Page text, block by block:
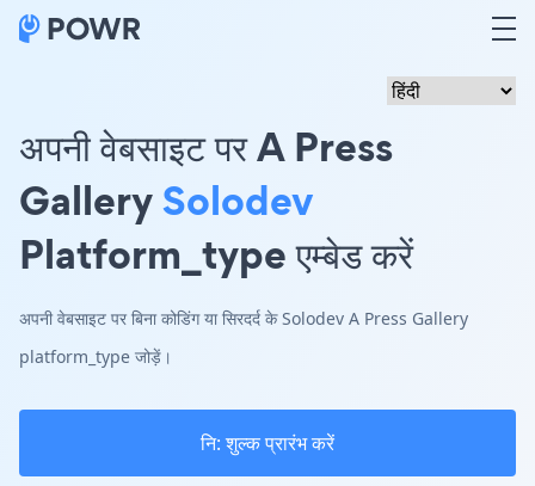
अपनी वेबसाइट पर A Press
GallerySolodev
Platform_type एम्बेड करें
अपनी वेबसाइट पर बिना कोडिंग या सिरदर्द के Solodev A Press Gallery
platform_type जोड़ें।
नि: शुल्क प्रारंभ करें